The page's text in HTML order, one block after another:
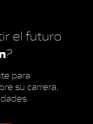
el futuro
?
para
su carrera,